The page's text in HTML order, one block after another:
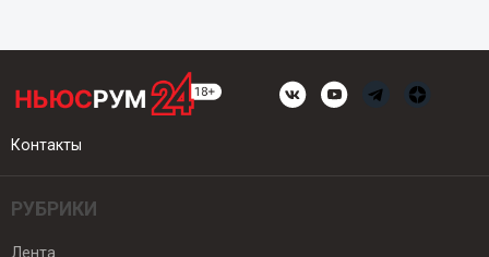
Контакты
РУБРИКИ
Лента